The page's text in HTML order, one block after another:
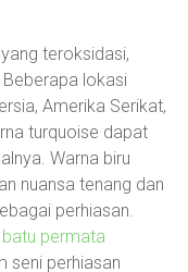
teroksidasi,
lokasi
Amerika Serikat,
turquoise dapat
Warna biru
nuansa tenang dan
perhiasan.
batu permata
seni perhiasan